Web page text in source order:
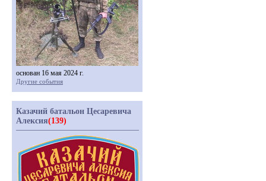
основан 16 мая 2024 г.
Другие события
Казачий батальон Цесаревича
Алексия(139)